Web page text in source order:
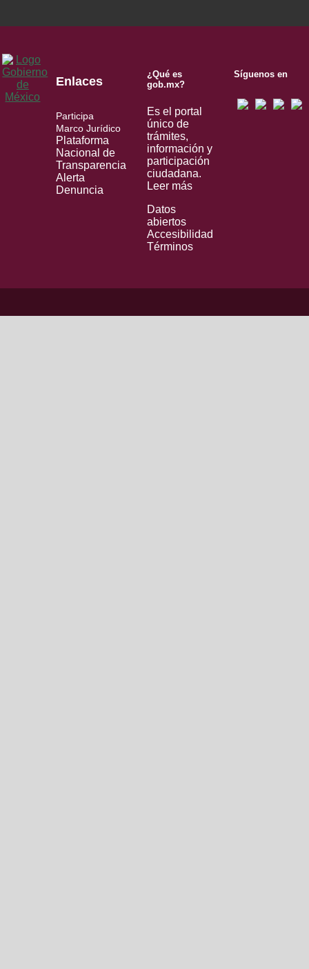
Enlaces
Participa
Marco Jurídico
Plataforma
Nacional de
Transparencia
Alerta
Denuncia
¿Qué es
gob.mx?
Es el portal
único de
trámites,
información y
participación
ciudadana.
Leer más
Datos
abiertos
Accesibilidad
Términos
Síguenos en